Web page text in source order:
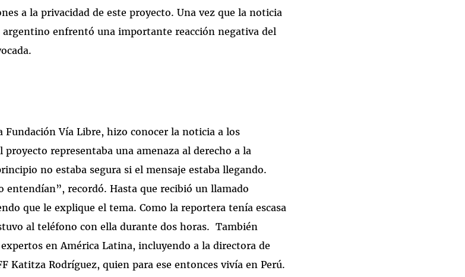
a la privacidad de este proyecto. Una vez que la noticia
enfrentó una importante reacción negativa del
Fundación Vía Libre, hizo conocer la noticia a los
representaba una amenaza al derecho a la
no estaba segura si el mensaje estaba llegando.
entendían”, recordó. Hasta que recibió un llamado
que le explique el tema. Como la reportera tenía escasa
al teléfono con ella durante dos horas. También
en América Latina, incluyendo a la directora de
Katitza Rodríguez, quien para ese entonces vivía en Perú.